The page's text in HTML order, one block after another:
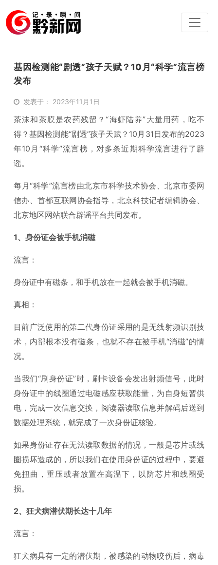
基因检测能“剧透”孩子天赋？10月“科学”流言榜
发布
发表于： 2023年11月1日
茶沫和茶膜是农药残留？“海虾陆养”大量用药，吃不
得？基因检测能“剧透”孩子天赋？10月31日发布的2023
年10月“科学”流言榜，对多条近期科学流言进行了辟
谣。
每月“科学”流言榜由北京市科学技术协会、北京市委网
信办、首都互联网协会指导，北京科技记者编辑协会、
北京地区网站联合辟谣平台共同发布。
1、身份证会被手机消磁
流言：
身份证中有磁条，和手机放在一起就会被手机消磁。
真相：
目前广泛使用的第二代身份证采用的是无线射频识别技
术，内部根本没有磁条，也就不存在被手机“消磁”的情
况。
当我们“刷身份证”时，刷卡设备会发出射频信号，此时
身份证中的线圈通过电磁感应获取能量，为自身短暂供
电，完成一次信息交换，阅读器读取信息并解码后送到
数据处理系统，就完成了一次身份证核验。
如果身份证存在无法读取数据的情况，一般是芯片或线
圈损坏造成的，所以我们在使用身份证的过程中，要避
免扭曲，重压或者放置在高温下，以防芯片和线圈受
损。
2、狂犬病潜伏期长达十几年
流言：
狂犬病具有一定的潜伏期，被感染的动物咬伤后，病毒